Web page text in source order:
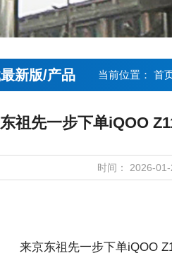
当前位置： 首
新版/产品
祖先一步下单iQOO
时间： 2026-